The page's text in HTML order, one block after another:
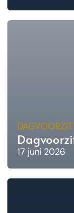
17 juni 2026